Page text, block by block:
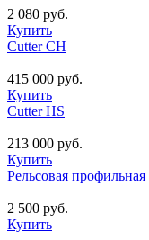
2 080 руб.
Купить
Cutter CH
415 000 руб.
Купить
Cutter HS
213 000 руб.
Купить
Рельсовая
2 500 руб.
Купить